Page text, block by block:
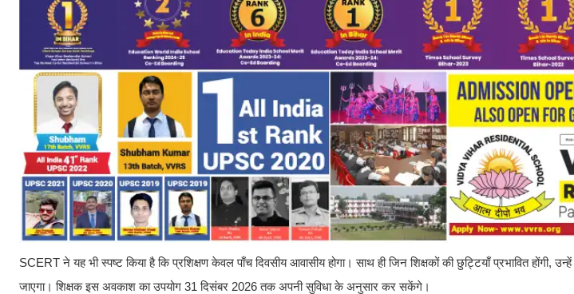
SCERT ने यह भी स्पष्ट किया है कि प्रशिक्षण केवल पाँच दिवसीय आवासीय होगा। साथ ही जिन शिक्षकों की छुट्टियाँ प्रभावित होंगी,
जाएगा। शिक्षक इस अवकाश का उपयोग 31 दिसंबर 2026 तक अपनी सुविधा के अनुसार कर सकेंगे।